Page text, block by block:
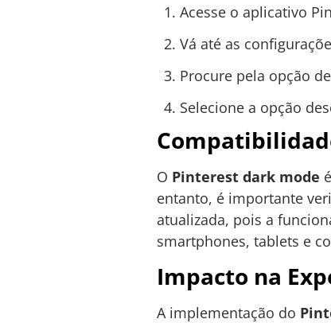
Acesse o aplicativo
Vá até as
Procure pela opção de
Selecione a opção
O Pinterest dark mode
entanto, é importante
atualizada, pois a
smartphones, tablets e
Impacto na
A implementação do